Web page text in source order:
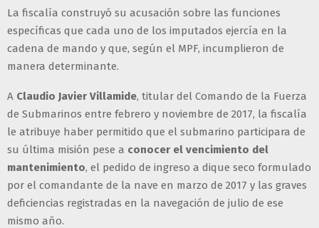
La fiscalía construyó su acusación sobre las funciones
específicas que cada uno de los imputados ejercía en la
cadena de mando y que, según el MPF, incumplieron de
manera determinante.
A Claudio Javier Villamide, titular del Comando de la Fuerza
de Submarinos entre febrero y noviembre de 2017, la fiscalía
le atribuye haber permitido que el submarino participara de
su última misión pese a conocer el vencimiento del
mantenimiento, el pedido de ingreso a dique seco formulado
por el comandante de la nave en marzo de 2017 y las graves
deficiencias registradas en la navegación de julio de ese
mismo año.